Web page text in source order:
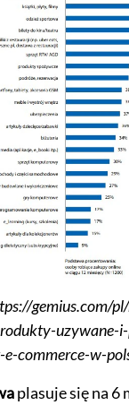
gemius.com/
uzywane-
commerce-w-
plasuje się na 6